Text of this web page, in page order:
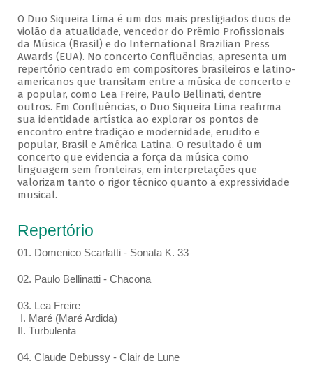
O Duo Siqueira Lima é um dos mais prestigiados duos de
violão da atualidade, vencedor do Prêmio Profissionais
da Música (Brasil) e do International Brazilian Press
Awards (EUA). No concerto Confluências, apresenta um
repertório centrado em compositores brasileiros e latino-
americanos que transitam entre a música de concerto e
a popular, como Lea Freire, Paulo Bellinati, dentre
outros. Em Confluências, o Duo Siqueira Lima reafirma
sua identidade artística ao explorar os pontos de
encontro entre tradição e modernidade, erudito e
popular, Brasil e América Latina. O resultado é um
concerto que evidencia a força da música como
linguagem sem fronteiras, em interpretações que
valorizam tanto o rigor técnico quanto a expressividade
musical.
Repertório
01. Domenico Scarlatti - Sonata K. 33
02. Paulo Bellinatti - Chacona
03. Lea Freire
I. Maré (Maré Ardida)
II. Turbulenta
04. Claude Debussy - Clair de Lune